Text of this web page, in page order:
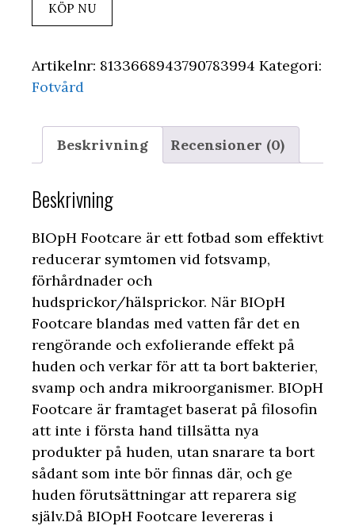
KÖP NU
Artikelnr: 8133668943790783994 Kategori:
Fotvård
Beskrivning Recensioner (0)
Beskrivning
BIOpH Footcare är ett fotbad som effektivt
reducerar symtomen vid fotsvamp,
förhårdnader och
hudsprickor/hälsprickor. När BIOpH
Footcare blandas med vatten får det en
rengörande och exfolierande effekt på
huden och verkar för att ta bort bakterier,
svamp och andra mikroorganismer. BIOpH
Footcare är framtaget baserat på filosofin
att inte i första hand tillsätta nya
produkter på huden, utan snarare ta bort
sådant som inte bör finnas där, och ge
huden förutsättningar att reparera sig
själv.Då BIOpH Footcare levereras i